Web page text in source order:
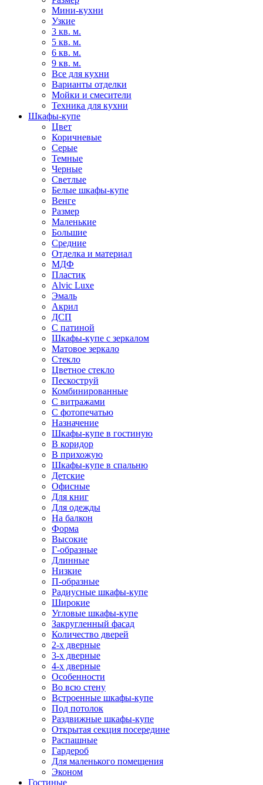
Мини-кухни
Узкие
3 кв. м.
5 кв. м.
6 кв. м.
9 кв. м.
Все для кухни
Варианты отделки
Мойки и смесители
Техника для кухни
Шкафы-купе
Цвет
Коричневые
Серые
Темные
Черные
Светлые
Белые шкафы-купе
Венге
Размер
Маленькие
Большие
Средние
Отделка и материал
МДФ
Пластик
Alvic Luxe
Эмаль
Акрил
ДСП
С патиной
Шкафы-купе с зеркалом
Матовое зеркало
Стекло
Цветное стекло
Пескоструй
Комбинированные
С витражами
С фотопечатью
Назначение
Шкафы-купе в гостиную
В коридор
В прихожую
Шкафы-купе в спальню
Детские
Офисные
Для книг
Для одежды
На балкон
Форма
Высокие
Г-образные
Длинные
Низкие
П-образные
Радиусные шкафы-купе
Широкие
Угловые шкафы-купе
Закругленный фасад
Количество дверей
2-х дверные
3-х дверные
4-х дверные
Особенности
Во всю стену
Встроенные шкафы-купе
Под потолок
Раздвижные шкафы-купе
Открытая секция посередине
Распашные
Гардероб
Для маленького помещения
Эконом
Гостиные